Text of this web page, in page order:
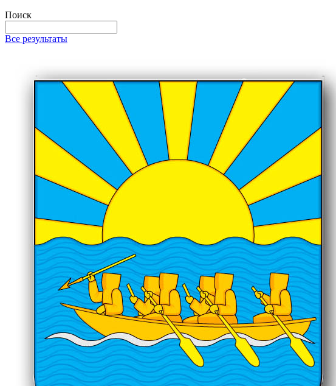
Поиск
Все результаты